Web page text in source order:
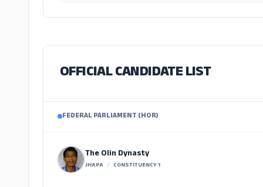
OFFICIAL CANDIDATE LIST
FEDERAL PARLIAMENT (HOR)
The Olin Dynasty
JHAPA / CONSTITUENCY 1